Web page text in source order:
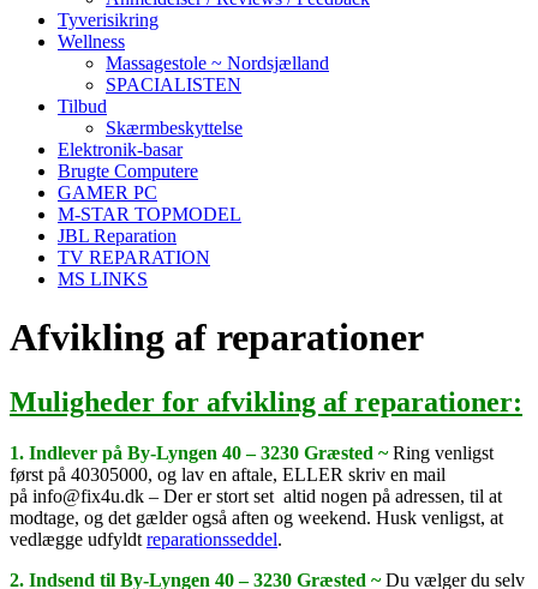
Tyverisikring
Wellness
Massagestole ~ Nordsjælland
SPACIALISTEN
Tilbud
Skærmbeskyttelse
Elektronik-basar
Brugte Computere
GAMER PC
M-STAR TOPMODEL
JBL Reparation
TV REPARATION
MS LINKS
Afvikling af reparationer
Muligheder for afvikling af reparationer:
1. Indlever på By-Lyngen 40 – 3230 Græsted ~Ring venligst
først på 40305000, og lav en aftale, ELLER skriv en mail
på info@fix4u.dk – Der er stort set altid nogen på adressen, til at
modtage, og det gælder også aften og weekend. Husk venligst, at
vedlægge udfyldt reparationsseddel.
2. Indsend til By-Lyngen 40 – 3230 Græsted ~ Du vælger du selv